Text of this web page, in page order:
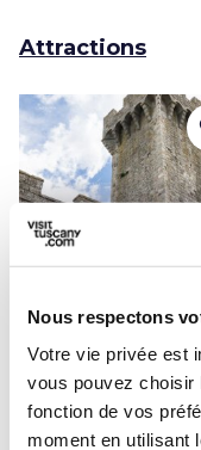
Nous respectons
Votre vie privée est
vous pouvez choisir
fonction de vos
moment en utilisant
Attractions
Forteresse
aldobrandesque
Piancastagnaio